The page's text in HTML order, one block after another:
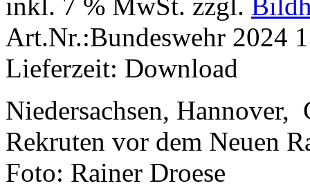
Art.Nr.:Bundeswehr 2024
Lieferzeit: Download
Niedersachsen,
Rekruten vor dem Neuen
Foto: Rainer Droese